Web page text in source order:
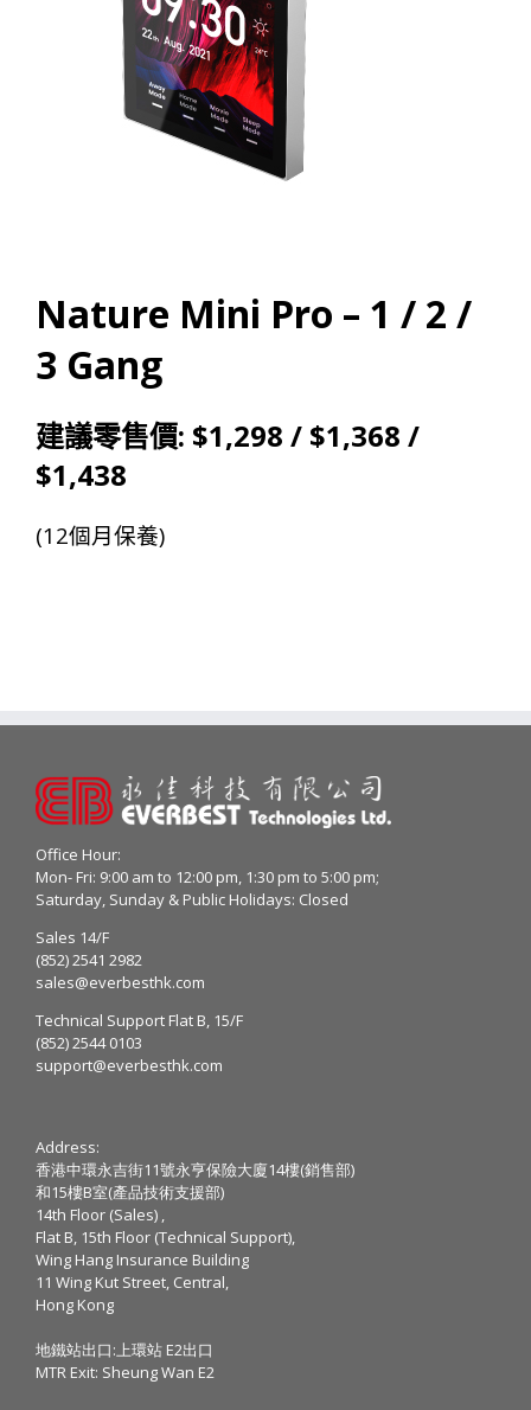
Nature Mini Pro – 1 / 2 /
3 Gang
建議零售價: $1,298 / $1,368 /
$1,438
(12個月保養)
Office Hour:
Mon- Fri: 9:00 am to 12:00 pm, 1:30 pm to 5:00 pm;
Saturday, Sunday & Public Holidays: Closed
Sales 14/F
(852) 2541 2982
sales@everbesthk.com
Technical Support Flat B, 15/F
(852) 2544 0103
support@everbesthk.com
Address:
香港中環永吉街11號永亨保險大廈14樓(銷售部)
和15樓B室(產品技術支援部)
14th Floor (Sales) ,
Flat B, 15th Floor (Technical Support),
Wing Hang Insurance Building
11 Wing Kut Street, Central,
Hong Kong
地鐵站出口:上環站 E2出口
MTR Exit: Sheung Wan E2